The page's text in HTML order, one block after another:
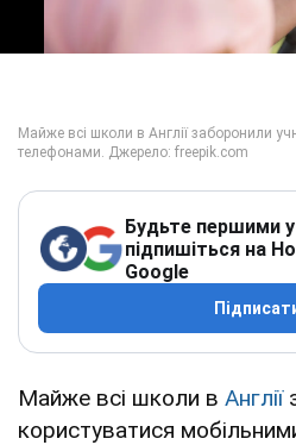
Будьте першими
підпишіться на
Google
Майже всі школи в Англії
користуватися